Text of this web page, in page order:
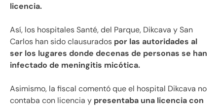
licencia.
Así, los hospitales Santé, del Parque, Dikcava y San
Carlos han sido clausurados por las autoridades al
ser los lugares donde decenas de personas se han
infectado de meningitis micótica.
Asimismo, la fiscal comentó que el hospital Dikcava no
contaba con licencia y presentaba una licencia con